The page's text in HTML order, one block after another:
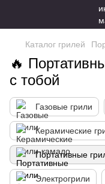
Каталог грилей
🔥
с тобой
Газовые грили
Керамические
Портативные
Электрогрили